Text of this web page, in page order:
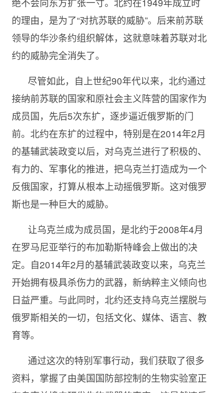
的理由，是为了“对抗苏联的威胁”。后来前苏联
领导的华沙条约组织解体，这就意味着苏联对北
约的威胁完全消失了。
尽管如此，自上世纪90年代以来，北约通过
接纳前苏联的国家和原社会主义阵营的国家作为
成员国，先后5次东扩，逐步逼近俄罗斯的门
前。北约在东扩的过程中，特别是在2014年2月
的基辅武装政变以后，对乌克兰进行了积极的、
有力的、军事化的推进，把乌克兰打造成为一个
反俄国家，打算从根本上动摇俄罗斯。这对俄罗
斯也是一种巨大的威胁。
让乌克兰成为成员国，是北约于2008年4月
在罗马尼亚举行的布加勒斯特峰会上做出的决
定。自2014年2月的基辅武装政变以来，乌克兰
开始拥有极具杀伤力的武器，新纳粹主义倾向也
日益严重。与此同时，北约还支持乌克兰摆脱与
俄罗斯相关的一切，包括文化、媒体、语言、教
育等。
通过这次的特别军事行动，我们获取了很多
资料，掌握了由美国国防部控制的生物实验室正